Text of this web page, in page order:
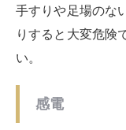
さらに、人通りが
ておけるよう、安
おきましょう。
取り外したアンテ
ぐ降ろしましょう。